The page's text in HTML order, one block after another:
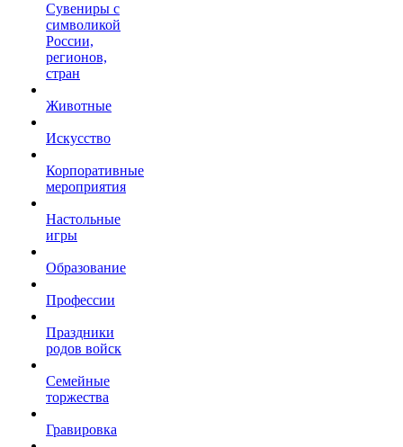
Сувениры с
символикой
России,
регионов,
стран
Животные
Искусство
Корпоративные
мероприятия
Настольные
игры
Образование
Профессии
Праздники
родов войск
Семейные
торжества
Гравировка